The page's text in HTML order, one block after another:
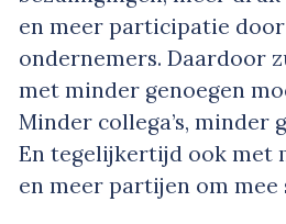
en meer participatie
ondernemers. Daardoor
met minder genoegen
Minder collega’s, minder
En tegelijkertijd ook met
en meer partijen om mee